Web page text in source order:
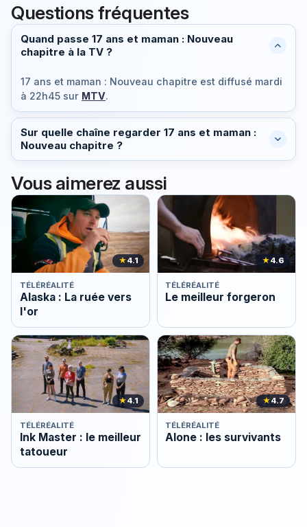
Questions fréquentes
Quand passe 17 ans et maman : Nouveau
chapitre à la TV ?
17 ans et maman : Nouveau chapitre est diffusé mardi
à 22h45 sur MTV.
Sur quelle chaîne regarder 17 ans et maman :
Nouveau chapitre ?
Vous aimerez aussi
★4.1
TÉLÉRÉALITÉ
Alaska : La ruée vers
l'or
★4.6
TÉLÉRÉALITÉ
Le meilleur forgeron
★4.1
TÉLÉRÉALITÉ
Ink Master : le meilleur
tatoueur
★4.7
TÉLÉRÉALITÉ
Alone : les survivants